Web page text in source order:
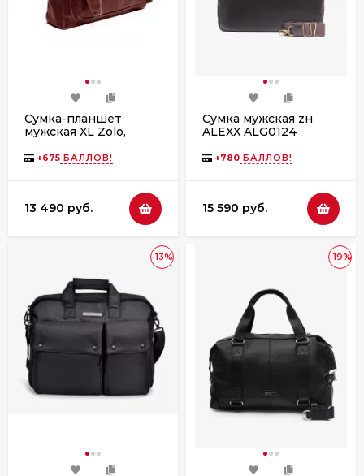
Сумка-планшет
мужская XL Zolo,
+675 БАЛЛОВ!
13 490 руб.
Сумка мужская zн
ALEXX ALG0124
+780 БАЛЛОВ!
15 590 руб.
-13% -19%